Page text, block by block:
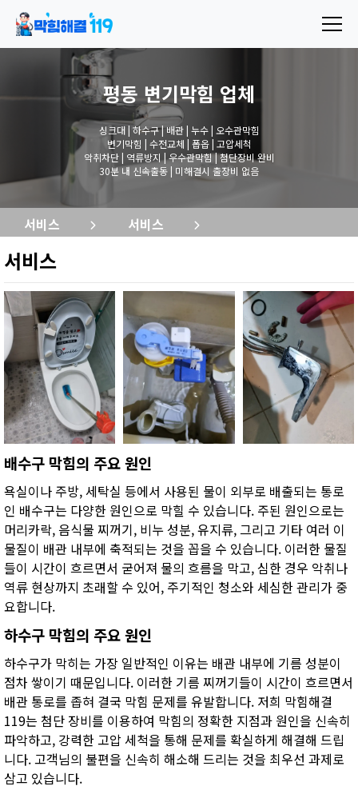
평동 변기막힘 업체
싱크대 | 하수구 | 배관 | 누수 | 오수관막힘
변기막힘 | 수전교체 | 폽옵 | 고압세척
악취차단 | 역류방지 | 우수관막힘 | 첨단장비 완비
30분 내 신속출동 | 미해결시 출장비 없음
서비스 서비스
서비스
배수구 막힘의 주요 원인
욕실이나 주방, 세탁실 등에서 사용된 물이 외부로 배출되는 통로
인 배수구는 다양한 원인으로 막힐 수 있습니다. 주된 원인으로는
머리카락, 음식물 찌꺼기, 비누 성분, 유지류, 그리고 기타 여러 이
물질이 배관 내부에 축적되는 것을 꼽을 수 있습니다. 이러한 물질
들이 시간이 흐르면서 굳어져 물의 흐름을 막고, 심한 경우 악취나
역류 현상까지 초래할 수 있어, 주기적인 청소와 세심한 관리가 중
요합니다.
하수구 막힘의 주요 원인
하수구가 막히는 가장 일반적인 이유는 배관 내부에 기름 성분이
점차 쌓이기 때문입니다. 이러한 기름 찌꺼기들이 시간이 흐르면서
배관 통로를 좁혀 결국 막힘 문제를 유발합니다. 저희 막힘해결
119는 첨단 장비를 이용하여 막힘의 정확한 지점과 원인을 신속히
파악하고, 강력한 고압 세척을 통해 문제를 확실하게 해결해 드립
니다. 고객님의 불편을 신속히 해소해 드리는 것을 최우선 과제로
삼고 있습니다.